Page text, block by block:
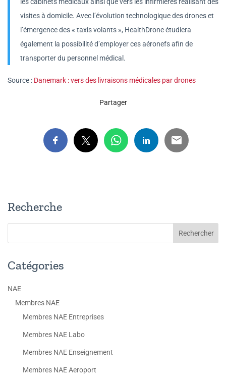
les cabinets médicaux ainsi que vers les infirmières réalisant des
visites à domicile. Avec l’évolution technologique des drones et
l’émergence des « taxis volants », HealthDrone étudiera
également la possibilité d’employer ces aéronefs afin de
transporter du personnel médical.
Source : Danemark : vers des livraisons médicales par drones
Partager
Recherche
Catégories
NAE
Membres NAE
Membres NAE Entreprises
Membres NAE Labo
Membres NAE Enseignement
Membres NAE Aeroport